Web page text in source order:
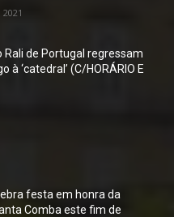
Rali de Portugal regressam
à ‘catedral’ (C/HORÁRIO E
festa em honra da
Comba este fim de